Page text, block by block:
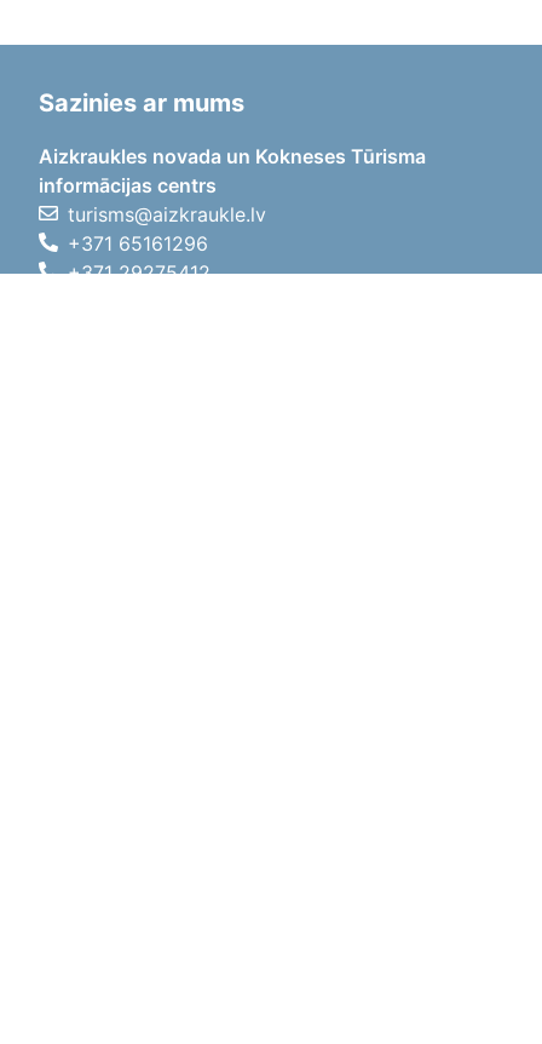
Sazinies ar mums
Aizkraukles novada un Kokneses Tūrisma
informācijas centrs
turisms@aizkraukle.lv
+371 65161296
+371 29275412